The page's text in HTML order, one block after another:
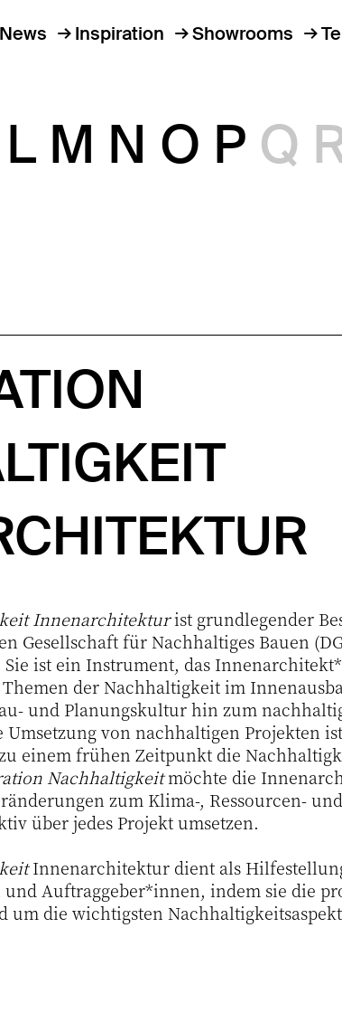
News Inspiration Showrooms
L M N O P Q
Innenarchitekturist grundlegender
Gesellschaft für Nachhaltiges Bauen
Sie ist ein Instrument, das
der Nachhaltigkeit im
und Planungskultur hin zum
von nachhaltigen Projekten
einem frühen Zeitpunkt die
Nachhaltigkeitmöchte die
zum Klima-, Ressourcen-
über jedes Projekt umsetzen.
Innenarchitektur dient als
Auftraggeber*innen, indem sie die
die wichtigsten